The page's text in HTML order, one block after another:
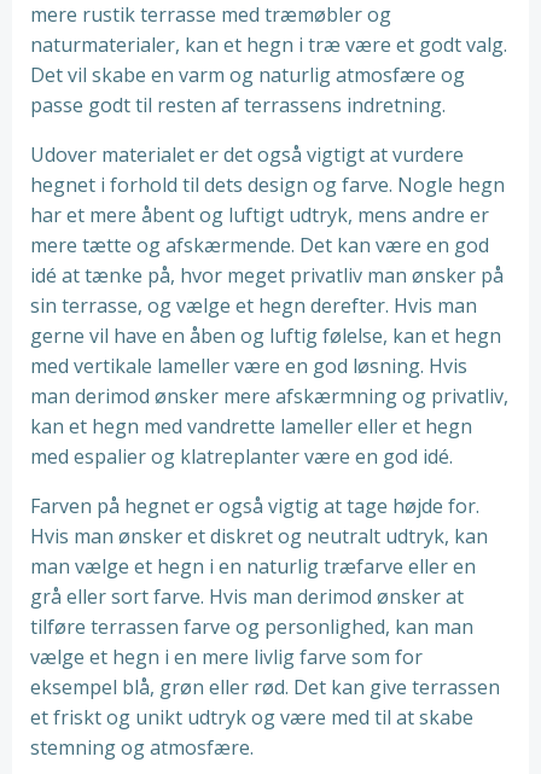
mere rustik terrasse med træmøbler og
naturmaterialer, kan et hegn i træ være et godt valg.
Det vil skabe en varm og naturlig atmosfære og
passe godt til resten af terrassens indretning.
Udover materialet er det også vigtigt at vurdere
hegnet i forhold til dets design og farve. Nogle hegn
har et mere åbent og luftigt udtryk, mens andre er
mere tætte og afskærmende. Det kan være en god
idé at tænke på, hvor meget privatliv man ønsker på
sin terrasse, og vælge et hegn derefter. Hvis man
gerne vil have en åben og luftig følelse, kan et hegn
med vertikale lameller være en god løsning. Hvis
man derimod ønsker mere afskærmning og privatliv,
kan et hegn med vandrette lameller eller et hegn
med espalier og klatreplanter være en god idé.
Farven på hegnet er også vigtig at tage højde for.
Hvis man ønsker et diskret og neutralt udtryk, kan
man vælge et hegn i en naturlig træfarve eller en
grå eller sort farve. Hvis man derimod ønsker at
tilføre terrassen farve og personlighed, kan man
vælge et hegn i en mere livlig farve som for
eksempel blå, grøn eller rød. Det kan give terrassen
et friskt og unikt udtryk og være med til at skabe
stemning og atmosfære.